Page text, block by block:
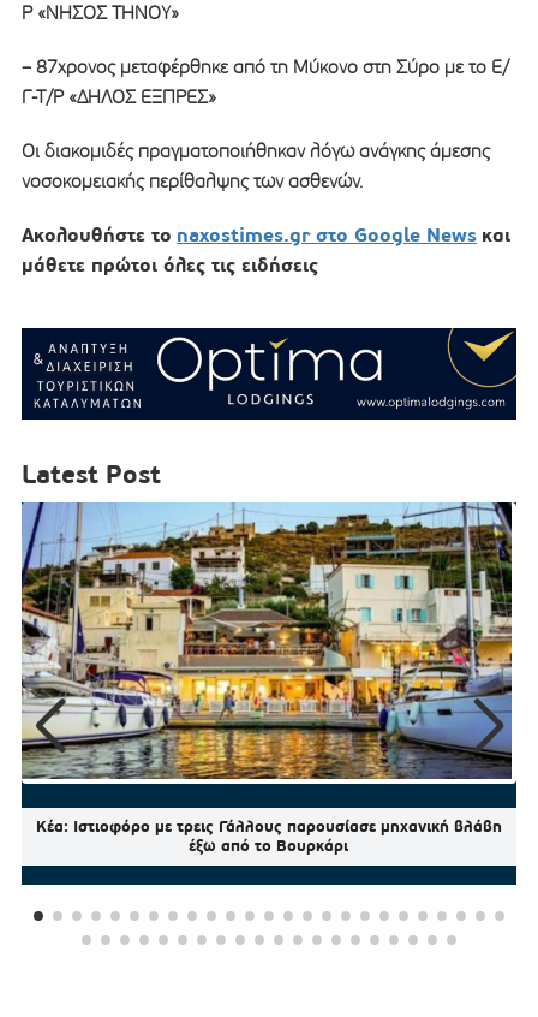
Ρ «ΝΗΣΟΣ ΤΗΝΟΥ»
– 87χρονος μεταφέρθηκε από τη Μύκονο στη Σύρο με το Ε/
Γ-Τ/Ρ «ΔΗΛΟΣ ΕΞΠΡΕΣ»
Οι διακομιδές πραγματοποιήθηκαν λόγω ανάγκης άμεσης
νοσοκομειακής περίθαλψης των ασθενών.
Ακολουθήστε το naxostimes.gr στο Google News και
μάθετε πρώτοι όλες τις ειδήσεις
Latest Post
Κέα: Ιστιοφόρο με τρεις Γάλλους παρουσίασε μηχανική βλάβη
έξω από το Βουρκάρι